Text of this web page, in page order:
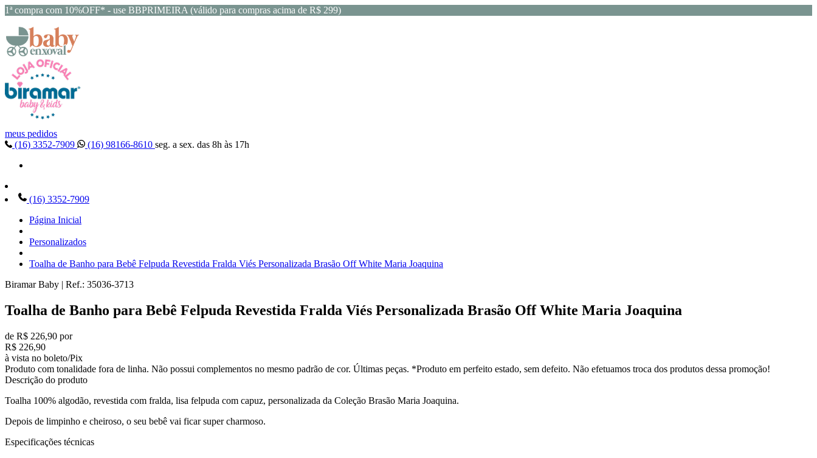
1ª compra com 10%OFF* - use BBPRIMEIRA (válido para compras acima de R$ 299)
meus pedidos
(16) 3352-7909
(16) 98166-8610 seg. a sex. das 8h às 17h
(16) 3352-7909
Página Inicial
Personalizados
Toalha de Banho para Bebê Felpuda Revestida Fralda Viés Personalizada Brasão Off White Maria Joaquina
Biramar Baby | Ref.: 35036-3713
Toalha de Banho para Bebê Felpuda Revestida Fralda Viés Personalizada Brasão Off White Maria Joaquina
de R$ 226,90 por
R$ 226,90
à vista no boleto/Pix
Produto com tonalidade fora de linha. Não possui complementos no mesmo padrão de cor. Últimas peças. *Produto em perfeito estado, sem defeito. Não efetuamos troca dos produtos dessa promoção!
Descrição do produto
Toalha 100% algodão, revestida com fralda, lisa felpuda com capuz, personalizada da Coleção Brasão Maria Joaquina.
Depois de limpinho e cheiroso, o seu bebê vai ficar super charmoso.
Especificações técnicas